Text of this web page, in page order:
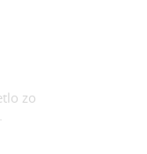
zo